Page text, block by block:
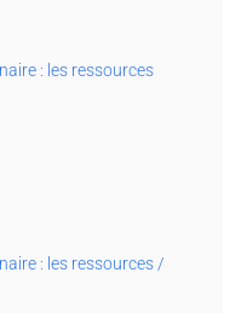
: les ressources
: les ressources /